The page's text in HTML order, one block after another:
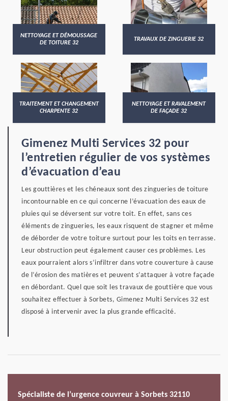
NETTOYAGE ET DÉMOUSSAGE
DE TOITURE 32
TRAVAUX DE ZINGUERIE 32
TRAITEMENT ET CHANGEMENT
CHARPENTE 32
NETTOYAGE ET RAVALEMENT
DE FAÇADE 32
Gimenez Multi Services 32 pour
l’entretien régulier de vos systèmes
d’évacuation d’eau
Les gouttières et les chéneaux sont des zingueries de toiture
incontournable en ce qui concerne l’évacuation des eaux de
pluies qui se déversent sur votre toit. En effet, sans ces
éléments de zingueries, les eaux risquent de stagner et même
de déborder de votre toiture surtout pour les toits en terrasse.
Leur obstruction peut également causer ces problèmes. Les
eaux pourraient alors s’infiltrer dans votre couverture à cause
de l’érosion des matières et peuvent s’attaquer à votre façade
en débordant. Quel que soit les travaux de gouttière que vous
souhaitez effectuer à Sorbets, Gimenez Multi Services 32 est
disposé à intervenir avec la plus grande efficacité.
Spécialiste de l’urgence couvreur à Sorbets 32110